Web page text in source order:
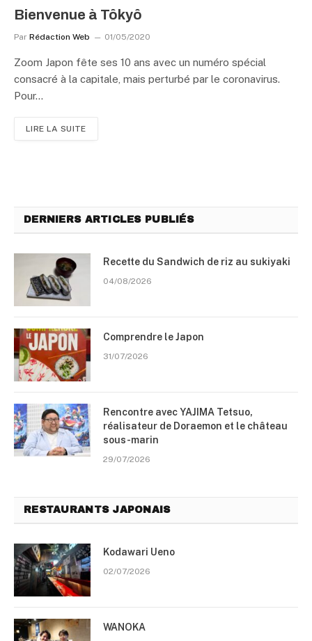
Bienvenue à Tôkyô
Par Rédaction Web 01/05/2020
Zoom Japon fête ses 10 ans avec un numéro spécial
consacré à la capitale, mais perturbé par le coronavirus.
Pour…
LIRE LA SUITE
DERNIERS ARTICLES PUBLIÉS
Recette du Sandwich de riz au sukiyaki
04/08/2026
Comprendre le Japon
31/07/2026
Rencontre avec YAJIMA Tetsuo,
réalisateur de Doraemon et le château
sous-marin
29/07/2026
RESTAURANTS JAPONAIS
Kodawari Ueno
02/07/2026
WANOKA